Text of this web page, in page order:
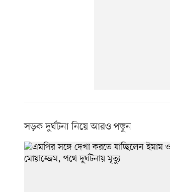
সড়ক দুর্ঘটনা নিয়ে আরও পড়ুন